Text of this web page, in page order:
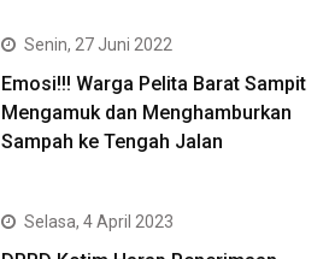
Senin, 27 Juni 2022
Emosi!!! Warga Pelita Barat Sampit
Mengamuk dan Menghamburkan
Sampah ke Tengah Jalan
Selasa, 4 April 2023